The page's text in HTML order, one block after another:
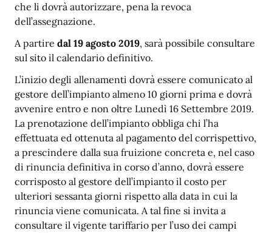
che li dovrà autorizzare, pena la revoca
dell’assegnazione.
A partire dal 19 agosto 2019, sarà possibile consultare
sul sito il calendario definitivo.
L’inizio degli allenamenti dovrà essere comunicato al
gestore dell’impianto almeno 10 giorni prima e dovrà
avvenire entro e non oltre Lunedì 16 Settembre 2019.
La prenotazione dell’impianto obbliga chi l’ha
effettuata ed ottenuta al pagamento del corrispettivo,
a prescindere dalla sua fruizione concreta e, nel caso
di rinuncia definitiva in corso d’anno, dovrà essere
corrisposto al gestore dell’impianto il costo per
ulteriori sessanta giorni rispetto alla data in cui la
rinuncia viene comunicata. A tal fine si invita a
consultare il vigente tariffario per l’uso dei campi